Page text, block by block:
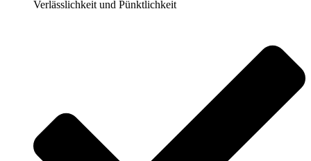
Verlässlichkeit und Pünktlichkeit